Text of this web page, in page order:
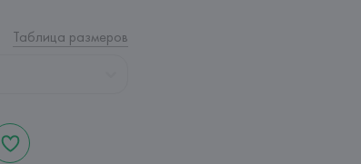
Таблица размеров